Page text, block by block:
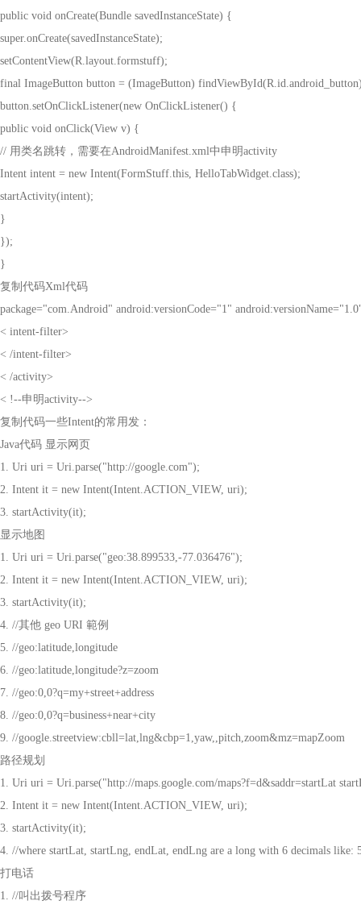
public void onCreate(Bundle savedInstanceState) {
super.onCreate(savedInstanceState);
setContentView(R.layout.formstuff);
final ImageButton button = (ImageButton)
button.setOnClickListener(new OnClickListener() {
public void onClick(View v) {
// 用类名跳转，需要在AndroidManifest.xml中申明activity
Intent intent = new Intent(FormStuff.this, HelloTabWidget.class);
startActivity(intent);
}
});
}
复制代码Xml代码
package="com.Android" android:versionCode="1"
< intent-filter>
< /intent-filter>
< /activity>
< !--申明activity-->
复制代码一些Intent的常用发：
Java代码 显示网页
1. Uri uri = Uri.parse("http://google.com");
2. Intent it = new Intent(Intent.ACTION_VIEW, uri);
3. startActivity(it);
显示地图
1. Uri uri = Uri.parse("geo:38.899533,-77.036476");
2. Intent it = new Intent(Intent.ACTION_VIEW, uri);
3. startActivity(it);
4. //其他 geo URI 範例
5. //geo:latitude,longitude
6. //geo:latitude,longitude?z=zoom
7. //geo:0,0?q=my+street+address
8. //geo:0,0?q=business+near+city
9. //google.streetview:cbll=lat,lng&cbp=1,yaw,,pitch,zoom&mz=mapZoom
路径规划
1. Uri uri = Uri.parse("http://maps.google.com/maps?f=d&saddr=startLat
2. Intent it = new Intent(Intent.ACTION_VIEW, uri);
3. startActivity(it);
4. //where startLat, startLng, endLat, endLng are a long with 6 decimals like:
打电话
1. //叫出拨号程序